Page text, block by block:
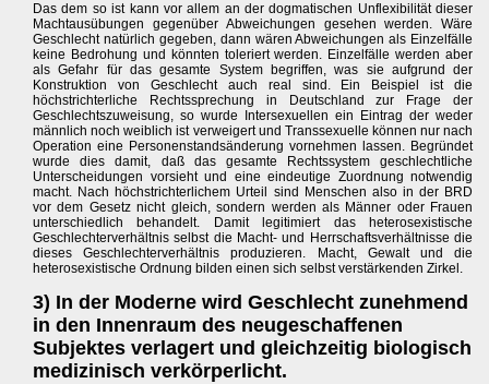
Das dem so ist kann vor allem an der dogmatischen Unflexibilität dieser
Machtausübungen gegenüber Abweichungen gesehen werden. Wäre
Geschlecht natürlich gegeben, dann wären Abweichungen als Einzelfälle
keine Bedrohung und könnten toleriert werden. Einzelfälle werden aber
als Gefahr für das gesamte System begriffen, was sie aufgrund der
Konstruktion von Geschlecht auch real sind. Ein Beispiel ist die
höchstrichterliche Rechtssprechung in Deutschland zur Frage der
Geschlechtszuweisung, so wurde Intersexuellen ein Eintrag der weder
männlich noch weiblich ist verweigert und Transsexuelle können nur nach
Operation eine Personenstandsänderung vornehmen lassen. Begründet
wurde dies damit, daß das gesamte Rechtssystem geschlechtliche
Unterscheidungen vorsieht und eine eindeutige Zuordnung notwendig
macht. Nach höchstrichterlichem Urteil sind Menschen also in der BRD
vor dem Gesetz nicht gleich, sondern werden als Männer oder Frauen
unterschiedlich behandelt. Damit legitimiert das heterosexistische
Geschlechterverhältnis selbst die Macht- und Herrschaftsverhältnisse die
dieses Geschlechterverhältnis produzieren. Macht, Gewalt und die
heterosexistische Ordnung bilden einen sich selbst verstärkenden Zirkel.
3) In der Moderne wird Geschlecht zunehmend
in den Innenraum des neugeschaffenen
Subjektes verlagert und gleichzeitig biologisch
medizinisch verkörperlicht.